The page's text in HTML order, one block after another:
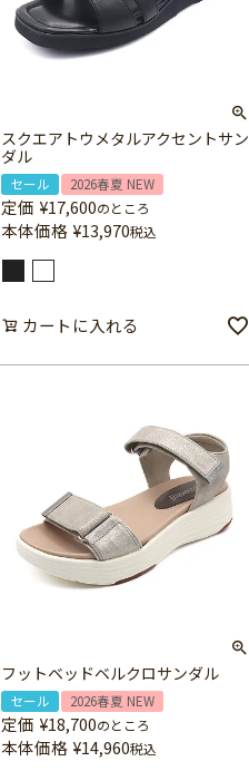
スクエアトウメタルアクセントサン
ダル
セール 2026春夏 NEW
定価 ¥17,600のところ
本体価格 ¥13,970税込
カートに入れる
フットベッドベルクロサンダル
セール 2026春夏 NEW
定価 ¥18,700のところ
本体価格 ¥14,960税込